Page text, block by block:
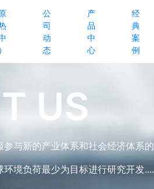
公
司
动
态
产
品
中
心
经
典
案
例
US
与新的产业体系和社会经济体系
境负荷最少为目标进行研究开发